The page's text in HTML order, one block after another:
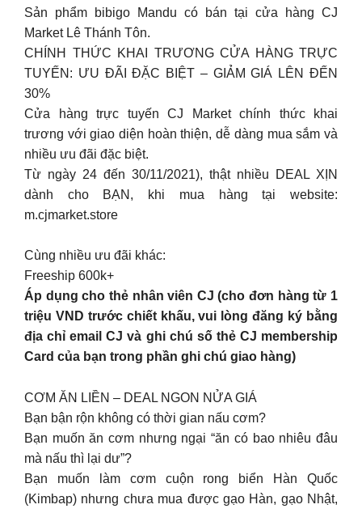
Sản phẩm bibigo Mandu có bán tại cửa hàng CJ
Market Lê Thánh Tôn.
CHÍNH THỨC KHAI TRƯƠNG CỬA HÀNG TRỰC
TUYẾN: ƯU ĐÃI ĐẶC BIỆT – GIẢM GIÁ LÊN ĐẾN
30%
Cửa hàng trực tuyến CJ Market chính thức khai
trương với giao diện hoàn thiện, dễ dàng mua sắm và
nhiều ưu đãi đặc biệt.
Từ ngày 24 đến 30/11/2021), thật nhiều DEAL XỊN
dành cho BẠN, khi mua hàng tại website:
m.cjmarket.store
Cùng nhiều ưu đãi khác:
Freeship 600k+
Áp dụng cho thẻ nhân viên CJ (cho đơn hàng từ 1
triệu VND trước chiết khấu, vui lòng đăng ký bằng
địa chỉ email CJ và ghi chú số thẻ CJ membership
Card của bạn trong phần ghi chú giao hàng)
CƠM ĂN LIỀN – DEAL NGON NỬA GIÁ
Bạn bận rộn không có thời gian nấu cơm?
Bạn muốn ăn cơm nhưng ngại “ăn có bao nhiêu đâu
mà nấu thì lại dư”?
Bạn muốn làm cơm cuộn rong biển Hàn Quốc
(Kimbap) nhưng chưa mua được gạo Hàn, gạo Nhật,